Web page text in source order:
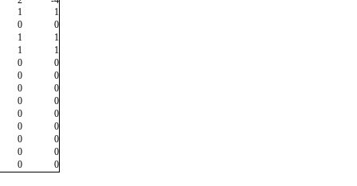
1
1
0
0
1
1
1
1
0
0
0
0
0
0
0
0
0
0
0
0
0
0
0
0
0
0